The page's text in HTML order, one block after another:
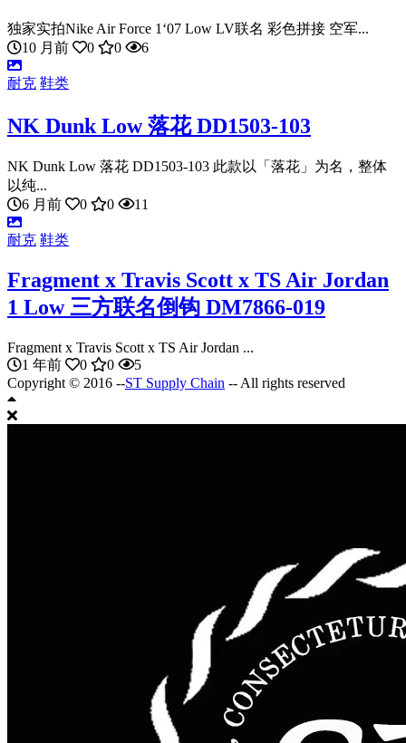
独家实拍Nike Air Force 1‘07 Low LV联名 彩色拼接 空军...
10 月前
0 0 6
耐克 鞋类
NK Dunk Low 落花 DD1503-103
NK Dunk Low 落花 DD1503-103 此款以「落花」为名，整体
以纯...
6 月前
0 0 11
耐克 鞋类
Fragment x Travis Scott x TS Air Jordan
1 Low 三方联名倒钩 DM7866-019
Fragment x Travis Scott x TS Air Jordan ...
1 年前
0 0
5
Copyright © 2016 --ST Supply Chain -- All rights reserved